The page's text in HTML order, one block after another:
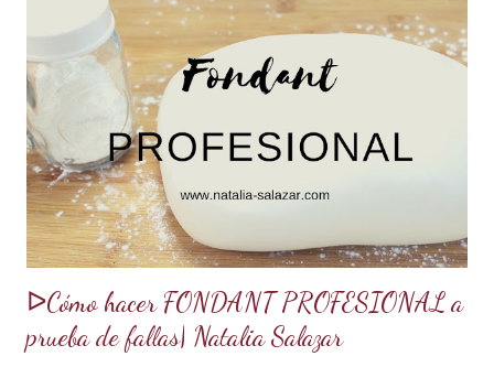
porque la receta era básica como suelen ser los bizcochuelos
de batido liviano como el Genovés, Angel cake, etc. Así tus
tortas y pasteles te quedarán húmedos y mucho más
sabrosos. Los jarabes pueden ser de diferentes sabores, de
acuerdo a los ingredientes que usemos. Aquí te comparto
una...
ᐅCómo hacer FONDANT PROFESIONAL a
prueba de fallas| Natalia Salazar